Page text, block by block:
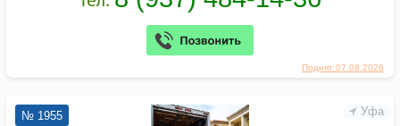
Поднят 07.08.2026
Уфа
№ 1955